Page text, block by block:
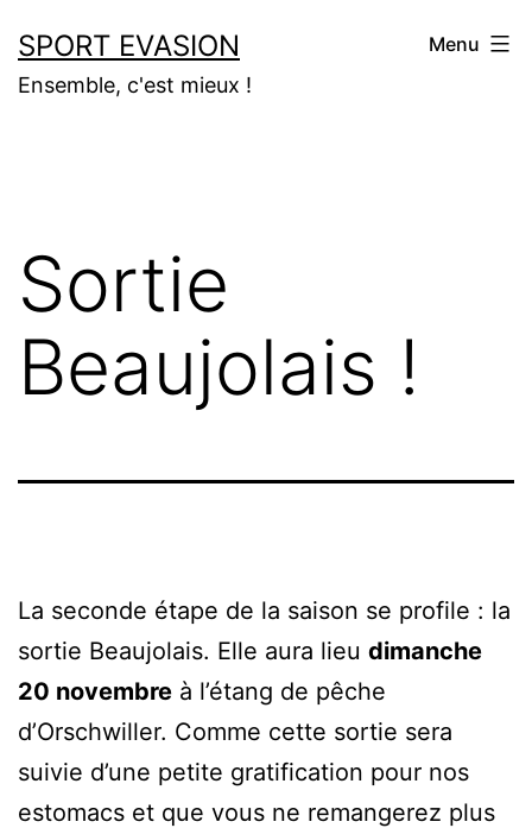
au
contenu
SPORT EVASION
Ensemble, c'est mieux !
Menu
Sortie
Beaujolais !
La seconde étape de la saison se profile : la
sortie Beaujolais. Elle aura lieu dimanche
20 novembre à l’étang de pêche
d’Orschwiller. Comme cette sortie sera
suivie d’une petite gratification pour nos
estomacs et que vous ne remangerez plus